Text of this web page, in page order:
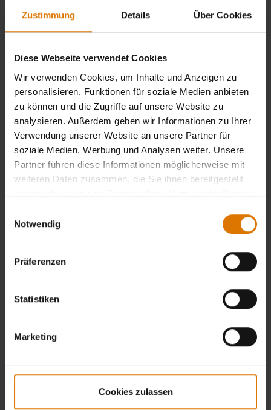
Zustimmung Details Über Cookies
Diese Webseite verwendet Cookies
Wir verwenden Cookies, um Inhalte und Anzeigen zu
personalisieren, Funktionen für soziale Medien anbieten
zu können und die Zugriffe auf unsere Website zu
analysieren. Außerdem geben wir Informationen zu Ihrer
Verwendung unserer Website an unsere Partner für
soziale Medien, Werbung und Analysen weiter. Unsere
Partner führen diese Informationen möglicherweise mit
weiteren Daten zusammen, die Sie ihnen bereitgestellt
haben oder die sie im Rahmen Ihrer Nutzung der Dienste
Notwendig
Präferenzen
Statistiken
Marketing
Cookies zulassen